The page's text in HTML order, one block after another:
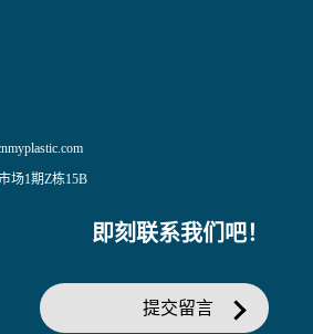
场1期Z栋15B
即刻联系我们吧！
提交留言